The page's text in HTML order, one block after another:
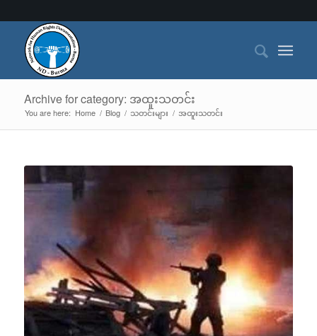
Archive for category: အထူးသတင်း
You are here: Home / Blog / သတင်းများ / အထူးသတင်း